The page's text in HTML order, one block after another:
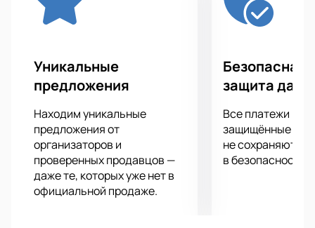
Уникальные
предложения
Находим уникальные
предложения от
организаторов и
проверенных продавцов —
даже те, которых уже нет в
официальной продаже.
Безопасная
защита
Все платежи
защищённые
не сохраняются
в безопасности.